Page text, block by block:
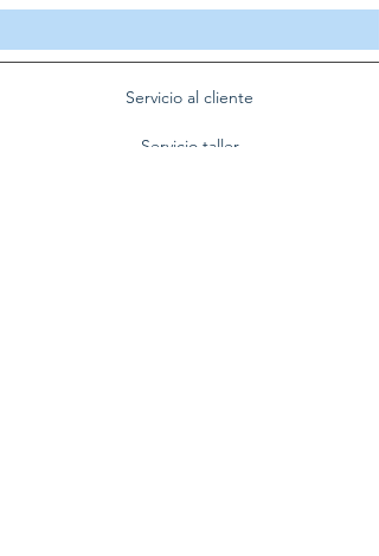
Servicio al cliente
Servicio taller